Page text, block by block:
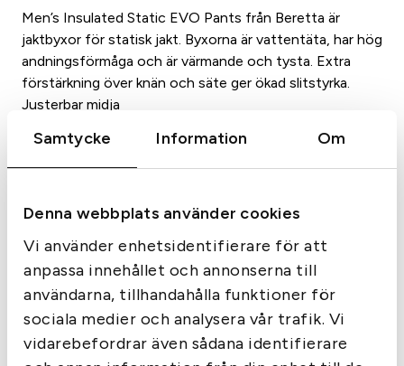
Samtycke Information Om
Denna webbplats använder cookies
Vi använder enhetsidentifierare för att
anpassa innehållet och annonserna till
användarna, tillhandahålla funktioner för
sociala medier och analysera vår trafik. Vi
vidarebefordrar även sådana identifierare
s
u
a
t
a
c
E
V
Men’s Insulated Static EVO Pants från Beretta är
jaktbyxor för statisk jakt. Byxorna är vattentäta, har hög
andningsförmåga och är värmande och tysta. Extra
förstärkning över knän och säte ger ökad slitstyrka.
Justerbar midja
Primaloft Silver 100g isolering
Diagonal bakficka med dragkedja
Benficka med dragkedja
Material: 100% Polyester